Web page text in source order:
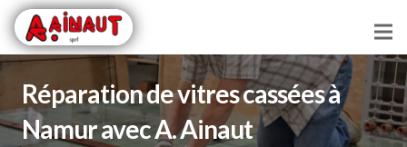
Chauffage
Plomberie
Réparation de vitres cassées à
Namur avec A. Ainaut